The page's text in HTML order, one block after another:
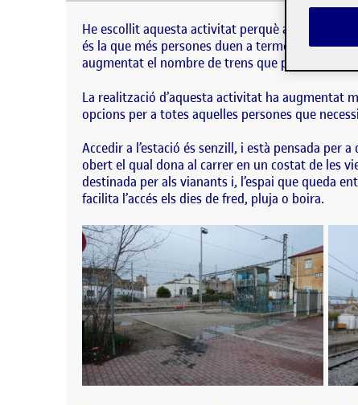
He escollit aquesta activitat perquè al viure a
és la que més persones duen a terme al llarg
augmentat el nombre de trens que passen pel
La realització d’aquesta activitat ha augmentat
opcions per a totes aquelles persones que
Accedir a l’estació és senzill, i està pensada
obert el qual dona al carrer en un costat de les
destinada per als vianants i, l’espai que queda
facilita l’accés els dies de fred, pluja o boira.